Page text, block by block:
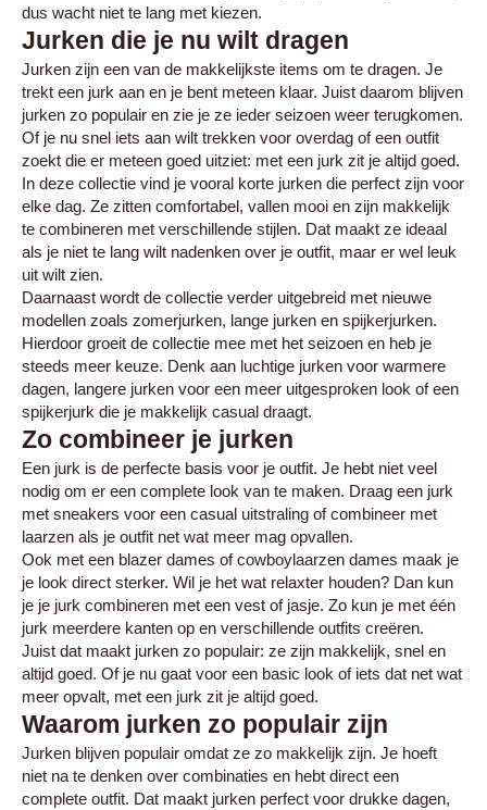
dus wacht niet te lang met kiezen.
Jurken die je nu wilt dragen
Jurken zijn een van de makkelijkste items om te dragen. Je
trekt een jurk aan en je bent meteen klaar. Juist daarom blijven
jurken zo populair en zie je ze ieder seizoen weer terugkomen.
Of je nu snel iets aan wilt trekken voor overdag of een outfit
zoekt die er meteen goed uitziet: met een jurk zit je altijd goed.
In deze collectie vind je vooral korte jurken die perfect zijn voor
elke dag. Ze zitten comfortabel, vallen mooi en zijn makkelijk
te combineren met verschillende stijlen. Dat maakt ze ideaal
als je niet te lang wilt nadenken over je outfit, maar er wel leuk
uit wilt zien.
Daarnaast wordt de collectie verder uitgebreid met nieuwe
modellen zoals zomerjurken, lange jurken en spijkerjurken.
Hierdoor groeit de collectie mee met het seizoen en heb je
steeds meer keuze. Denk aan luchtige jurken voor warmere
dagen, langere jurken voor een meer uitgesproken look of een
spijkerjurk die je makkelijk casual draagt.
Zo combineer je jurken
Een jurk is de perfecte basis voor je outfit. Je hebt niet veel
nodig om er een complete look van te maken. Draag een jurk
met sneakers voor een casual uitstraling of combineer met
laarzen als je outfit net wat meer mag opvallen.
Ook met een blazer dames ofcowboylaarzen dames maak je
je look direct sterker. Wil je het wat relaxter houden? Dan kun
je je jurk combineren met een vest of jasje. Zo kun je met één
jurk meerdere kanten op en verschillende outfits creëren.
Juist dat maakt jurken zo populair: ze zijn makkelijk, snel en
altijd goed. Of je nu gaat voor een basic look of iets dat net wat
meer opvalt, met een jurk zit je altijd goed.
Waarom jurken zo populair zijn
Jurken blijven populair omdat ze zo makkelijk zijn. Je hoeft
niet na te denken over combinaties en hebt direct een
complete outfit. Dat maakt jurken perfect voor drukke dagen,